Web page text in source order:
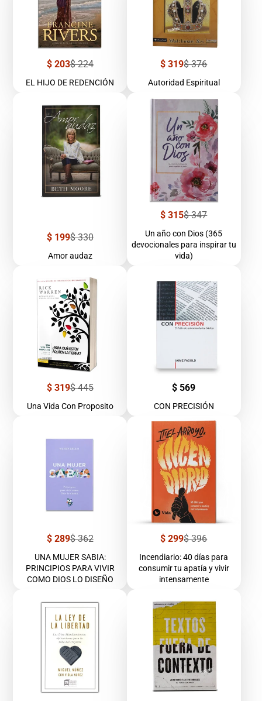
Precio
venta
$ 203Precio
$ 224
EL HIJO DE REDENCIÓN
Precio
venta
$ 319Precio
$ 376
Autoridad Espiritual
Precio
venta
$ 199Precio
$ 330
Amor audaz
Precio
venta
$ 315Precio
$ 347
Un año con Dios (365
devocionales para inspirar tu
vida)
Precio
venta
$ 319Precio
$ 445
Una Vida Con Proposito
Precio
$ 569
CON PRECISIÓN
Precio
venta
$ 289Precio
$ 362
UNA MUJER SABIA:
PRINCIPIOS PARA VIVIR
COMO DIOS LO DISEÑO
Precio
venta
$ 299Precio
$ 396
Incendiario: 40 días para
consumir tu apatía y vivir
intensamente